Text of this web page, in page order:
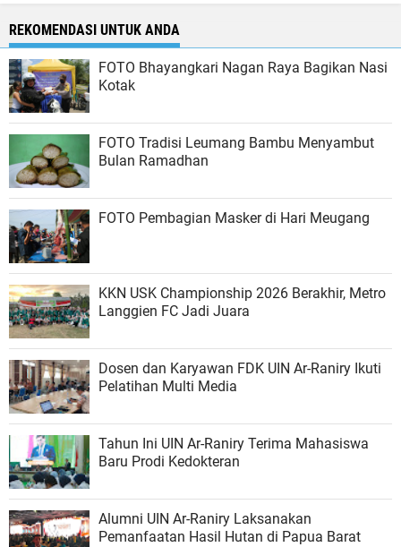
REKOMENDASI UNTUK ANDA
FOTO Bhayangkari Nagan Raya Bagikan Nasi
Kotak
FOTO Tradisi Leumang Bambu Menyambut
Bulan Ramadhan
FOTO Pembagian Masker di Hari Meugang
KKN USK Championship 2026 Berakhir, Metro
Langgien FC Jadi Juara
Dosen dan Karyawan FDK UIN Ar-Raniry Ikuti
Pelatihan Multi Media
Tahun Ini UIN Ar-Raniry Terima Mahasiswa
Baru Prodi Kedokteran
Alumni UIN Ar-Raniry Laksanakan
Pemanfaatan Hasil Hutan di Papua Barat